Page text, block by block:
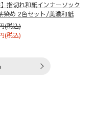
】指切れ和紙インナーソック
染め 2色セット/美濃和紙
(税込)
(税込)